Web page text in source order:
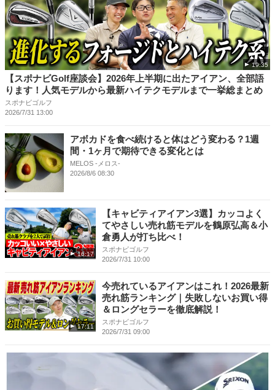
19:35
【スポナビGolf座談会】2026年上半期に出たアイアン、全部語
ります！人気モデルから最新ハイテクモデルまで一挙総まとめ
スポナビゴルフ
2026/7/31 13:00
アボカドを食べ続けると体はどう変わる？1週
間・1ヶ月で期待できる変化とは
MELOS -メロス-
2026/8/6 08:30
16:17
【キャビティアイアン3選】カッコよく
てやさしい売れ筋モデルを鶴原弘高＆小
倉勇人が打ち比べ！
スポナビゴルフ
2026/7/31 10:00
17:11
今売れているアイアンはこれ！2026最新
売れ筋ランキング｜失敗しないお買い得
＆ロングセラーを徹底解説！
スポナビゴルフ
2026/7/31 09:00